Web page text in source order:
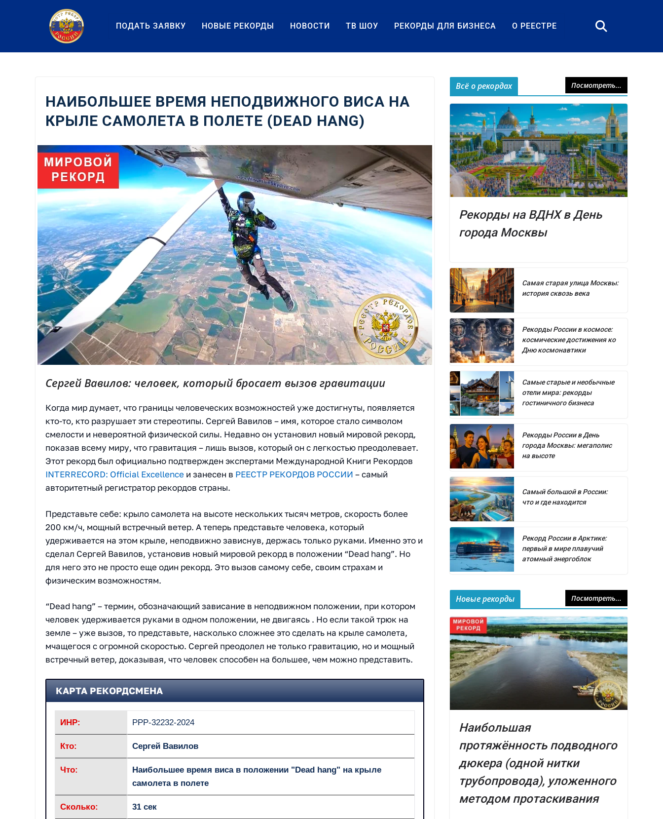
содержанию
ПОДАТЬ ЗАЯВКУ НОВЫЕ РЕКОРДЫ НОВОСТИ ТВ ШОУ РЕКОРДЫ ДЛЯ БИЗНЕСА О РЕЕСТРЕ
НАИБОЛЬШЕЕ ВРЕМЯ НЕПОДВИЖНОГО ВИСА НА
КРЫЛЕ САМОЛЕТА В ПОЛЕТЕ (DEAD HANG)
Сергей Вавилов: человек, который бросает вызов гравитации
Когда мир думает, что границы человеческих возможностей уже достигнуты, появляется
кто-то, кто разрушает эти стереотипы. Сергей Вавилов – имя, которое стало символом
смелости и невероятной физической силы. Недавно он установил новый мировой рекорд,
показав всему миру, что гравитация – лишь вызов, который он с легкостью преодолевает.
Этот рекорд был официально подтвержден экспертами Международной Книги Рекордов
INTERRECORD: Official Excellence и занесен в РЕЕСТР РЕКОРДОВ РОССИИ – самый
авторитетный регистратор рекордов страны.
Представьте себе: крыло самолета на высоте нескольких тысяч метров, скорость более
200 км/ч, мощный встречный ветер. А теперь представьте человека, который
удерживается на этом крыле, неподвижно зависнув, держась только руками. Именно это и
сделал Сергей Вавилов, установив новый мировой рекорд в положении “Dead hang”. Но
для него это не просто еще один рекорд. Это вызов самому себе, своим страхам и
физическим возможностям.
“Dead hang” – термин, обозначающий зависание в неподвижном положении, при котором
человек удерживается руками в одном положении, не двигаясь . Но если такой трюк на
земле – уже вызов, то представьте, насколько сложнее это сделать на крыле самолета,
мчащегося с огромной скоростью. Сергей преодолел не только гравитацию, но и мощный
встречный ветер, доказывая, что человек способен на большее, чем можно представить.
КАРТА РЕКОРДСМЕНА
ИНР: РРР-32232-2024
Кто: Сергей Вавилов
Что:
Наибольшее время виса в положении "Dead hang" на крыле
самолета в полете
Сколько: 31 сек
Всё о рекордах Посмотреть...
Рекорды на ВДНХ в День
города Москвы
Самая старая улица Москвы:
история сквозь века
Рекорды России в космосе:
космические достижения ко
Дню космонавтики
Самые старые и необычные
отели мира: рекорды
гостиничного бизнеса
Рекорды России в День
города Москвы: мегаполис
на высоте
Самый большой в России:
что и где находится
Рекорд России в Арктике:
первый в мире плавучий
атомный энергоблок
Новые рекорды Посмотреть...
Наибольшая
протяжённость подводного
дюкера (одной нитки
трубопровода), уложенного
методом протаскивания